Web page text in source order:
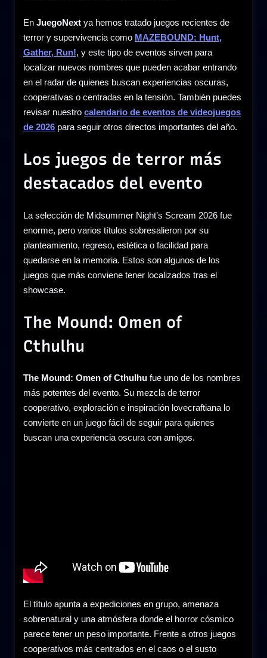
En JuegoNext ya hemos tratado juegos recientes de
terror y supervivencia como MAZEBOUND: Hunt,
Gather, Run!, y este tipo de eventos sirven para
localizar nuevos nombres que pueden acabar entrando
en el radar de quienes buscan experiencias oscuras,
cooperativas o centradas en la tensión. También puedes
revisar nuestro calendario de eventos de videojuegos
de 2026 para seguir otros directos importantes del año.
Los juegos de terror más
destacados del evento
La selección de Midsummer Night’s Scream 2026 fue
enorme, pero varios títulos sobresalieron por su
planteamiento, regreso, estética o facilidad para
quedarse en la memoria. Estos son algunos de los
juegos que más conviene tener localizados tras el
showcase.
The Mound: Omen of
Cthulhu
The Mound: Omen of Cthulhu fue uno de los nombres
más potentes del evento. Su mezcla de terror
cooperativo, exploración e inspiración lovecraftiana lo
convierte en un juego fácil de seguir para quienes
buscan una experiencia oscura con amigos.
El título apunta a expediciones en grupo, amenaza
sobrenatural y una atmósfera donde el horror cósmico
parece tener un peso importante. Frente a otros juegos
cooperativos más centrados en el caos o el susto